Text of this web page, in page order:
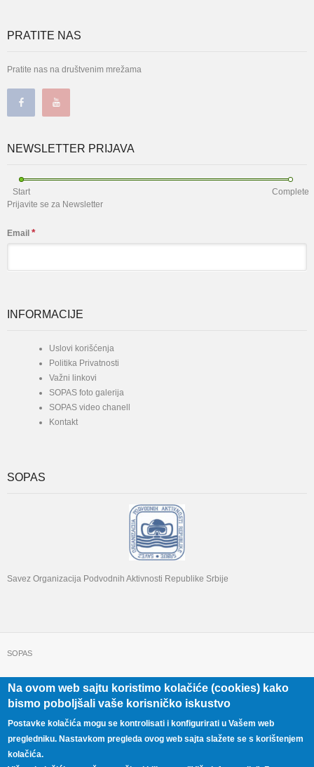
PRATITE NAS
Pratite nas na društvenim mrežama
NEWSLETTER PRIJAVA
Start
Complete
Prijavite se za Newsletter
Email *
INFORMACIJE
Uslovi korišćenja
Politika Privatnosti
Važni linkovi
SOPAS foto galerija
SOPAS video chanell
Kontakt
SOPAS
Savez Organizacija Podvodnih Aktivnosti Republike Srbije
SOPAS
+381 11 322 22 32 Beograd, Beogradska 71
Na ovom web sajtu koristimo kolačiće (cookies) kako
bismo poboljšali vaše korisničko iskustvo
Postavke kolačića mogu se kontrolisati i konfigurirati u Vašem web
pregledniku. Nastavkom pregleda ovog web sajta slažete se s korištenjem
kolačića.